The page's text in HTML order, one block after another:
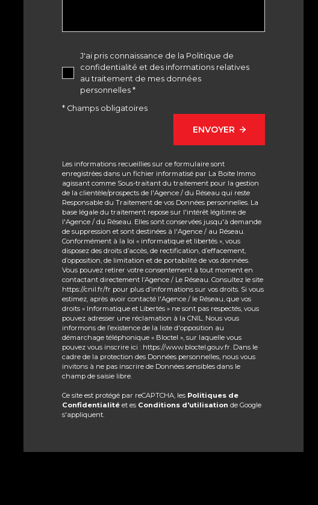
J'ai pris connaissance de la Politique de
confidentialité et des informations relatives
au traitement de mes données
personnelles *
* Champs obligatoires
ENVOYER
Les informations recueillies sur ce formulaire sont
enregistrées dans un fichier informatisé par La Boite Immo
agissant comme Sous-traitant du traitement pour la gestion
de la clientèle/prospects de l'Agence / du Réseau qui reste
Responsable du Traitement de vos Données personnelles. La
base légale du traitement repose sur l'intérêt légitime de
l'Agence / du Réseau. Elles sont conservées jusqu'à demande
de suppression et sont destinées à l'Agence / au Réseau.
Conformément à la loi « informatique et libertés », vous
disposez des droits d’accès, de rectification, d’effacement,
d’opposition, de limitation et de portabilité de vos données.
Vous pouvez retirer votre consentement à tout moment en
contactant directement l’Agence / Le Réseau. Consultez le site
https://cnil.fr/fr pour plus d’informations sur vos droits. Si vous
estimez, après avoir contacté l'Agence / le Réseau, que vos
droits « Informatique et Libertés » ne sont pas respectés, vous
pouvez adresser une réclamation à la CNIL. Nous vous
informons de l’existence de la liste d'opposition au
démarchage téléphonique « Bloctel », sur laquelle vous
pouvez vous inscrire ici : https://www.bloctel.gouv.fr . Dans le
cadre de la protection des Données personnelles, nous vous
invitons à ne pas inscrire de Données sensibles dans le
champ de saisie libre.
Ce site est protégé par reCAPTCHA, les Politiques de
Confidentialitéet es Conditions d'utilisation de Google
s'appliquent.